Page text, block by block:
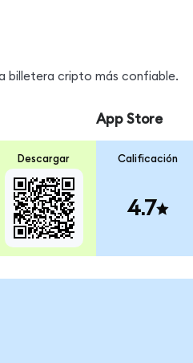
billetera cripto más confiable.
Descargar
App Store
Calificación
4.7